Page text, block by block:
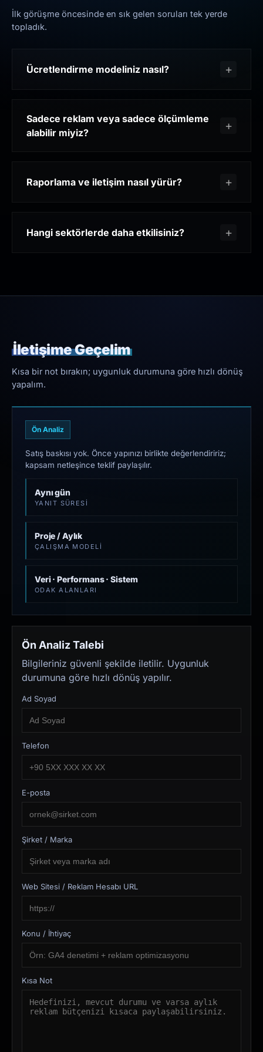
İlk görüşme öncesinde en sık gelen soruları tek yerde
topladık.
Ücretlendirme modeliniz nasıl?
Sadece reklam veya sadece ölçümleme
alabilir miyiz?
Raporlama ve iletişim nasıl yürür?
Hangi sektörlerde daha etkilisiniz?
İletişime Geçelim
Kısa bir not bırakın; uygunluk durumuna göre hızlı dönüş
yapalım.
Ön Analiz
Satış baskısı yok. Önce yapınızı birlikte değerlendiririz;
kapsam netleşince teklif paylaşılır.
Aynı gün
YANIT SÜRESI
Proje / Aylık
ÇALIŞMA MODELI
Veri · Performans · Sistem
ODAK ALANLARI
Ön Analiz Talebi
Bilgileriniz güvenli şekilde iletilir. Uygunluk
durumuna göre hızlı dönüş yapılır.
Ad Soyad
Telefon
E-posta
Şirket / Marka
Web Sitesi / Reklam Hesabı URL
Konu / İhtiyaç
Kısa Not